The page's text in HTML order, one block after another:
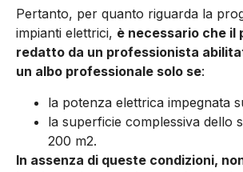
Pertanto, per quanto riguarda la
impianti elettrici, è necessario che il
redatto da un professionista
un albo professionale solo se:
la potenza elettrica impegnata
la superficie complessiva dello
200 m2.
In assenza di queste condizioni,